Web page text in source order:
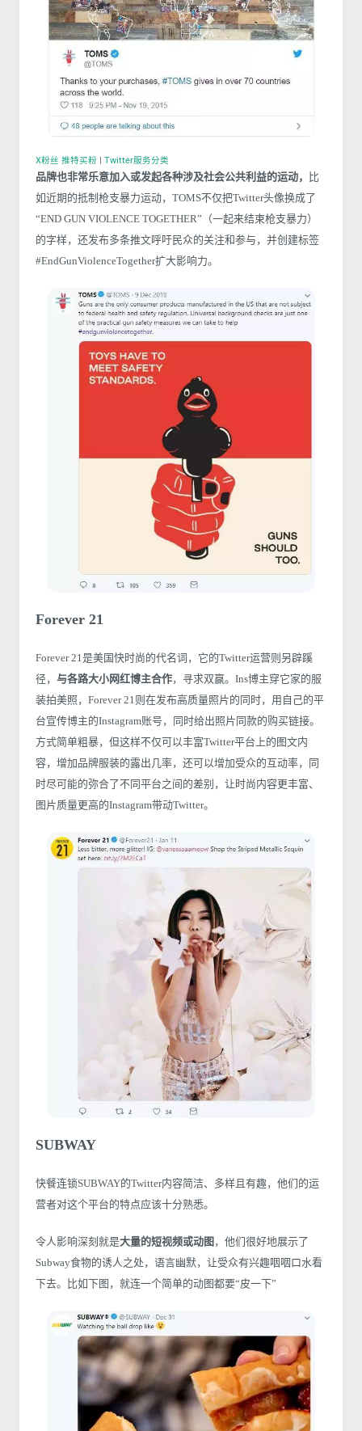
X粉丝 推特买粉 Twitter服务分类
品牌也非常乐意加入或发起各种涉及社会公共利益的运动，
比
如近期的抵制枪支暴力运动，TOMS不仅把Twitter头像换成了
“END GUN VIOLENCE TOGETHER”（一起来结束枪支暴力）
的字样，还发布多条推文呼吁民众的关注和参与，并创建标签
#EndGunViolenceTogether扩大影响力。
Forever 21
Forever 21是美国快时尚的代名词，它的Twitter运营则另辟蹊
径， 与各路大小网红博主合作，寻求双赢。Ins博主穿它家的服
装拍美照，Forever 21则在发布高质量照片的同时，用自己的平
台宣传博主的Instagram账号，同时给出照片同款的购买链接。
方式简单粗暴，但这样不仅可以丰富Twitter平台上的图文内
容，增加品牌服装的露出几率，还可以增加受众的互动率，同
时尽可能的弥合了不同平台之间的差别，让时尚内容更丰富、
图片质量更高的Instagram带动Twitter。
SUBWAY
快餐连锁SUBWAY的Twitter内容简洁、多样且有趣，他们的运
营者对这个平台的特点应该十分熟悉。
令人影响深刻就是大量的短视频或动图 ，他们很好地展示了
Subway食物的诱人之处，语言幽默，让受众有兴趣咽咽口水看
下去。比如下图，就连一个简单的动图都要“皮一下”